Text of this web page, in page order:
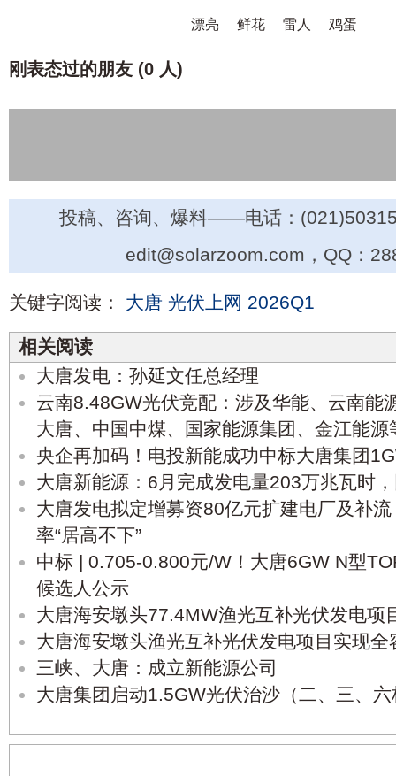
漂亮 鲜花 雷人 鸡蛋
刚表态过的朋友 (0 人)
投稿、咨询、爆料——电话：
edit@solarzoom.com，QQ：
关键字阅读： 大唐 光伏上网 2026Q1
相关阅读
大唐发电：孙延文任总经理
云南8.48GW光伏竞配：涉及华能、云南能
大唐、中国中煤、国家能源集团、金江能源
央企再加码！电投新能成功中标大唐集团
大唐新能源：6月完成发电量203万兆瓦时
大唐发电拟定增募资80亿元扩建电厂及补
率“居高不下”
中标 | 0.705-0.800元/W！大唐6GW N型
候选人公示
大唐海安墩头77.4MW渔光互补光伏发电项
大唐海安墩头渔光互补光伏发电项目实现全
三峡、大唐：成立新能源公司
大唐集团启动1.5GW光伏治沙（二、三、